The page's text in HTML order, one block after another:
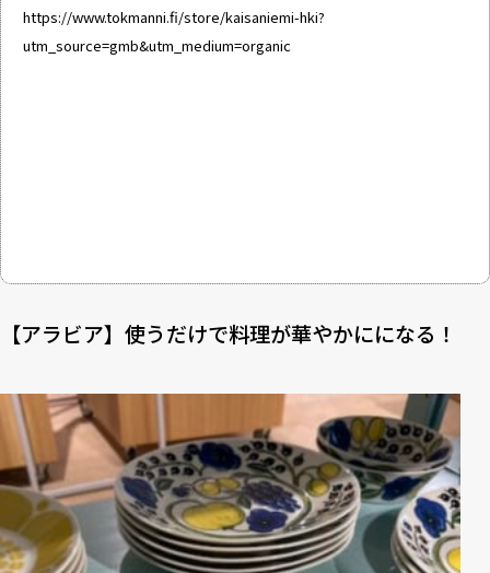
https://www.tokmanni.fi/store/kaisaniemi-hki?
utm_source=gmb&utm_medium=organic
【アラビア】使うだけで料理が華やかにになる！